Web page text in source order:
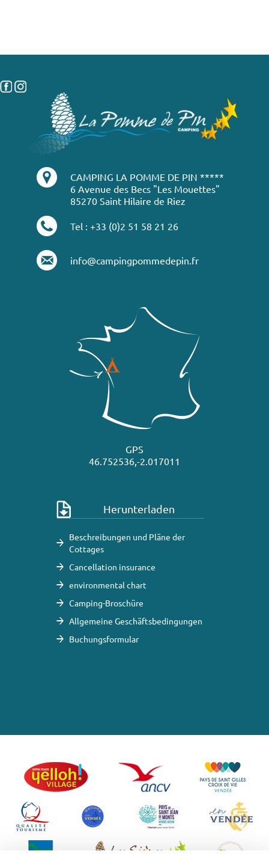
CAMPING LA POMME DE PIN *****
6 Avenue des Becs "Les Mouettes"
85270 Saint Hilaire de Riez
Tel : +33 (0)2 51 58 21 26
info@campingpommedepin.fr
GPS
46.752536,-2.017011
Herunterladen
Beschreibungen und Pläne der
Cottages
Cancellation insurance
environmental chart
Camping-Broschüre
Allgemeine Geschäftsbedingungen
Buchungsformular